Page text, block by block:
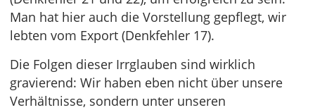
Man hat hier auch die Vorstellung gepflegt, wir
lebten vom Export (Denkfehler 17).
Die Folgen dieser Irrglauben sind wirklich
gravierend: Wir haben eben nicht über unsere
Verhältnisse, sondern unter unseren